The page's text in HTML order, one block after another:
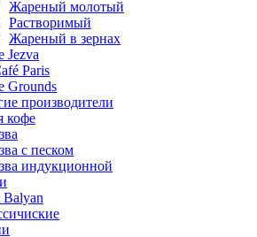
Жареный молотый
Растворимый
Жареный в зернах
Jezva
Paris
Grounds
производители
кофе
с песком
индукционной